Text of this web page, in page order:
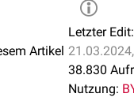
Artikel
Letzter Edit:
38.830
Nutzung: